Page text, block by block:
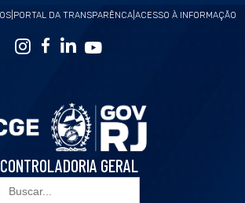
| PORTAL DA TRANSPARÊNCA| ACESSO À INFORMAÇÃO
CONTROLADORIA GERAL
for: